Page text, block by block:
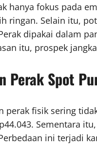
hanya fokus pada
ringan. Selain itu,
dipakai dalam
itu, prospek
Perak Spot
perak fisik sering
Sementara
ini terjadi